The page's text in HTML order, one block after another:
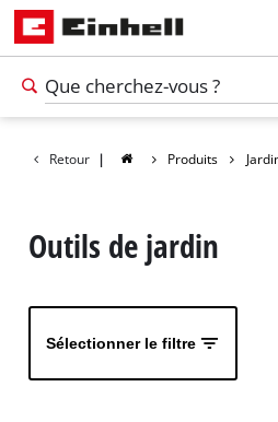
Retour | Produits
Outils de jardin
Sélectionner le filtre